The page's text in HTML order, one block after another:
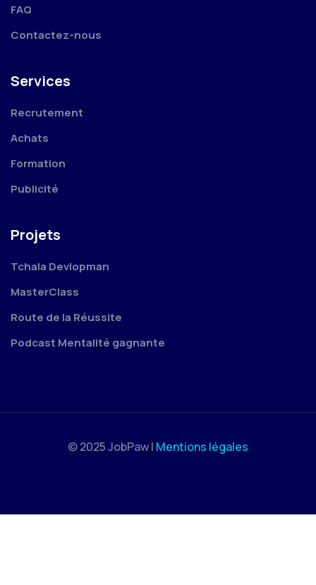
FAQ
Contactez-nous
Services
Recrutement
Achats
Formation
Publicité
Projets
Tchala Devlopman
MasterClass
Route de la Réussite
Podcast Mentalité gagnante
© 2025 JobPaw | Mentions légales